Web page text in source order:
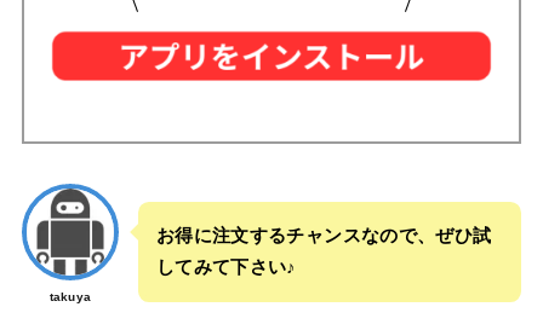
takuya
お得に注文するチャンスなので、ぜひ試
してみて下さい♪